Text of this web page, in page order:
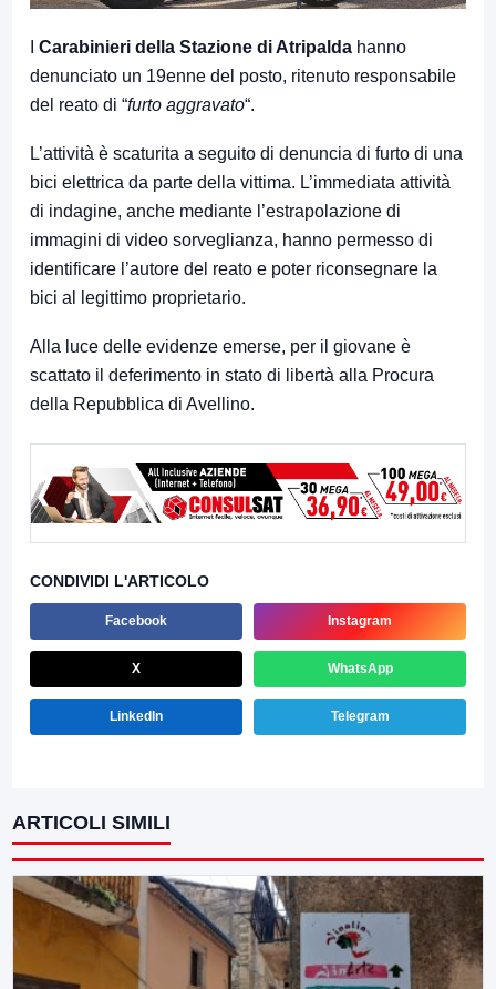
Carabinieri della Stazione di Atripalda hanno
denunciato un 19enne del posto, ritenuto responsabile
del reato di “furto aggravato“.
L’attività è scaturita a seguito di denuncia di furto di una
bici elettrica da parte della vittima. L’immediata attività
di indagine, anche mediante l’estrapolazione di
immagini di video sorveglianza, hanno permesso di
identificare l’autore del reato e poter riconsegnare la
bici al legittimo proprietario.
Alla luce delle evidenze emerse, per il giovane è
scattato il deferimento in stato di libertà alla Procura
della Repubblica di Avellino.
CONDIVIDI L'ARTICOLO
Facebook Instagram
X WhatsApp
LinkedIn Telegram
ARTICOLI SIMILI